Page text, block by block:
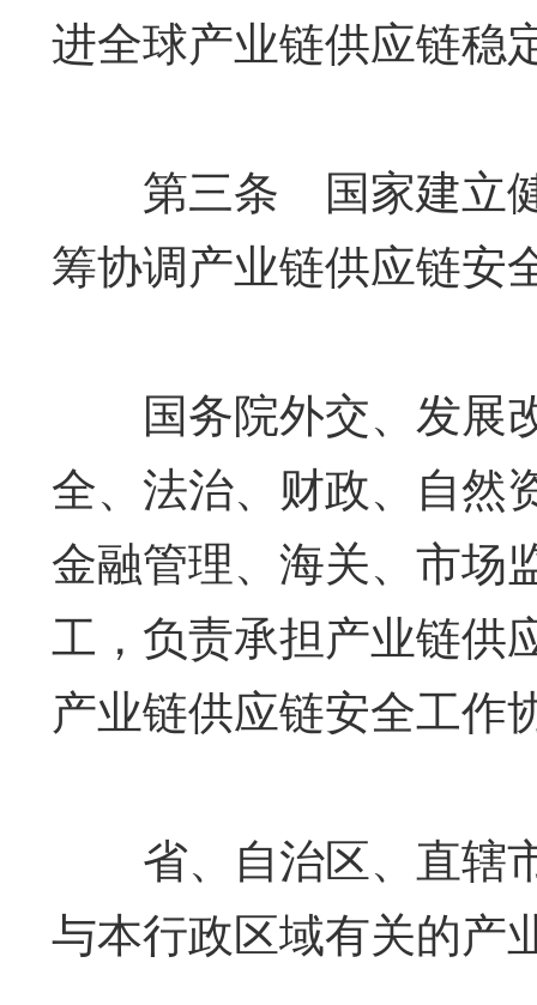
进全球产业链供应链稳
第三条 国家建立健
筹协调产业链供应链安
国务院外交、发展
全、法治、财政、自然
金融管理、海关、市场
工，负责承担产业链供
产业链供应链安全工作
省、自治区、直辖
与本行政区域有关的产